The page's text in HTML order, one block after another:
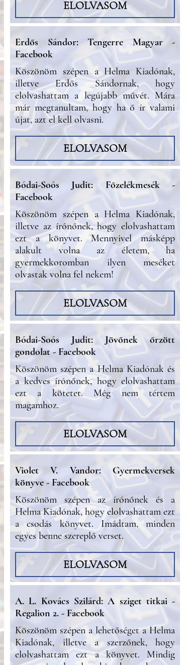
ELOLVASOM
Erdős Sándor: Tengerre Magyar -
Facebook
Köszönöm szépen a Helma Kiadónak,
illetve Erdős Sándornak, hogy
elolvashattam a legújabb művét. Mára
már megtanultam, hogy ha ő ír valami
újat, azt el kell olvasni.
ELOLVASOM
Bódai-Soós Judit: Főzelékmesék -
Facebook
Köszönöm szépen a Helma Kiadónak,
illetve az írónőnek, hogy elolvashattam
ezt a könyvet. Mennyivel másképp
alakult volna az életem, ha
gyermekkoromban ilyen meséket
olvastak volna fel nekem!
ELOLVASOM
Bódai-Soós Judit: Jövőnek őrzött
gondolat - Facebook
Köszönöm szépen a Helma Kiadónak és
a kedves írónőnek, hogy elolvashattam
ezt a kötetet. Még nem tértem
magamhoz.
ELOLVASOM
Violet V. Vandor: Gyermekversek
könyve - Facebook
Köszönöm szépen az írónőnek és a
Helma Kiadónak, hogy elolvashattam ezt
a csodás könyvet. Imádtam, minden
egyes benne szereplő verset.
ELOLVASOM
A. L. Kovács Szilárd: A sziget titkai -
Regalion 2. - Facebook
Köszönöm szépen a lehetőséget a Helma
Kiadónak, illetve a szerzőnek, hogy
elolvashattam ezt a könyvet. Mindig